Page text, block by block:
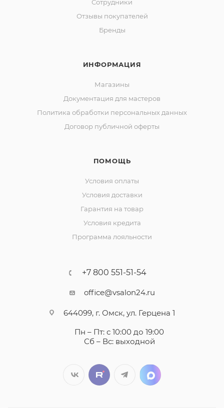
Сотрудники
Отзывы покупателей
Бренды
ИНФОРМАЦИЯ
Магазины
Документация для мастеров
Политика обработки персональных данных
Договор публичной оферты
ПОМОЩЬ
Условия оплаты
Условия доставки
Гарантия на товар
Условия кредита
Программа лояльности
+7 800 551-51-54
office@vsalon24.ru
644099, г. Омск, ул. Герцена 1
Пн – Пт: с 10:00 до 19:00
Сб – Вс: выходной